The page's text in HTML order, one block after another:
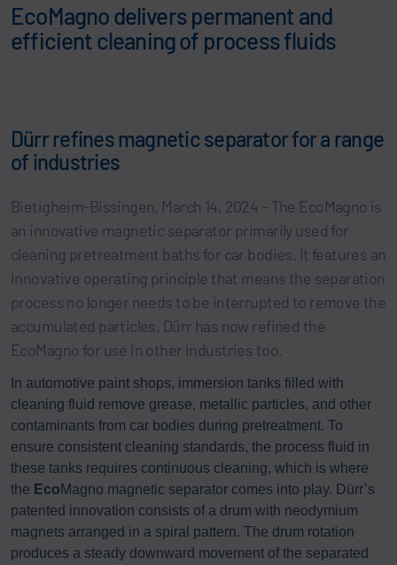
EcoMagno delivers permanent and
efficient cleaning of process fluids
Dürr refines magnetic separator for a range
of industries
Bietigheim-Bissingen, March 14, 2024 – The EcoMagno is
an innovative magnetic separator primarily used for
cleaning pretreatment baths for car bodies. It features an
innovative operating principle that means the separation
process no longer needs to be interrupted to remove the
accumulated particles. Dürr has now refined the
EcoMagno for use in other industries too.
In automotive paint shops, immersion tanks filled with
cleaning fluid remove grease, metallic particles, and other
contaminants from car bodies during pretreatment. To
ensure consistent cleaning standards, the process fluid in
these tanks requires continuous cleaning, which is where
the Eco Magno magnetic separator comes into play. Dürr’s
patented innovation consists of a drum with neodymium
magnets arranged in a spiral pattern. The drum rotation
produces a steady downward movement of the separated